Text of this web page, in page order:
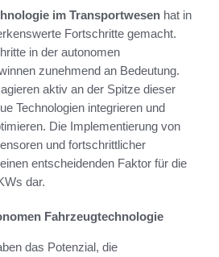
im Transportwesen hat in
Fortschritte gemacht.
in der autonomen
zunehmend an Bedeutung.
aktiv an der Spitze dieser
Technologien integrieren und
Die Implementierung von
und fortschrittlicher
entscheidenden Faktor für die
dar.
Fahrzeugtechnologie
das Potenzial, die